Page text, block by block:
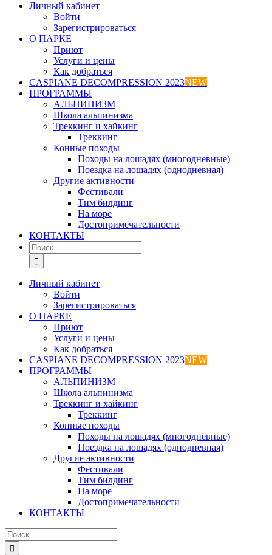
Личный кабинет
Войти
Зарегистрироваться
О ПАРКЕ
Приют
Услуги и цены
Как добраться
CASPIANE DECOMPRESSION 2023NEW
ПРОГРАММЫ
АЛЬПИНИЗМ
Школа альпинизма
Треккинг и хайкинг
Треккинг
Конные походы
Походы на лошадях (многодневные)
Поездка на лошадях (однодневная)
Другие активности
Фестивали
Тим билдинг
На море
Достопримечательности
КОНТАКТЫ
Результат
поиска:
Личный кабинет
Войти
Зарегистрироваться
О ПАРКЕ
Приют
Услуги и цены
Как добраться
CASPIANE DECOMPRESSION 2023NEW
ПРОГРАММЫ
АЛЬПИНИЗМ
Школа альпинизма
Треккинг и хайкинг
Треккинг
Конные походы
Походы на лошадях (многодневные)
Поездка на лошадях (однодневная)
Другие активности
Фестивали
Тим билдинг
На море
Достопримечательности
КОНТАКТЫ
Результат
поиска: